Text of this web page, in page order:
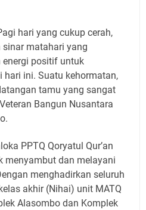
hari yang cukup cerah,
matahari yang
energi positif untuk
hari ini. Suatu kehormatan,
tamu yang sangat
Bangun Nusantara
PPTQ Qoryatul Qur’an
menyambut dan melayani
menghadirkan seluruh
akhir (Nihai) unit MATQ
Alasombo dan Komplek